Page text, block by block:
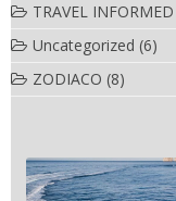
TRAVEL INFORMED
Uncategorized (6)
ZODIACO (8)